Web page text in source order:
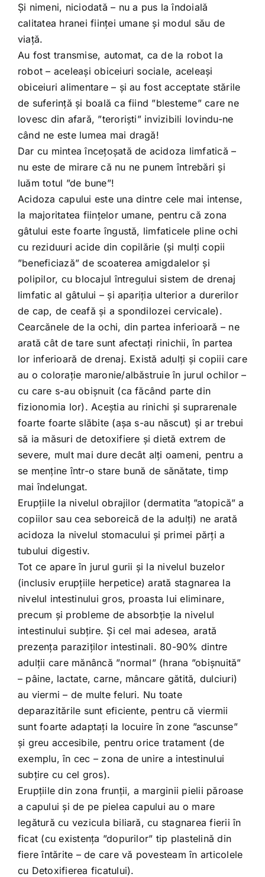
Și nimeni, niciodată – nu a pus la îndoială
calitatea hranei ființei umane și modul său de
viață.
Au fost transmise, automat, ca de la robot la
robot – aceleași obiceiuri sociale, aceleași
obiceiuri alimentare – și au fost acceptate stările
de suferință și boală ca fiind ”blesteme” care ne
lovesc din afară, ”teroriști” invizibili lovindu-ne
când ne este lumea mai dragă!
Dar cu mintea încețoșată de acidoza limfatică –
nu este de mirare că nu ne punem întrebări și
luăm totul ”de bune”!
Acidoza capului este una dintre cele mai intense,
la majoritatea ființelor umane, pentru că zona
gâtului este foarte îngustă, limfaticele pline ochi
cu reziduuri acide din copilărie (și mulți copii
”beneficiază” de scoaterea amigdalelor și
polipilor, cu blocajul întregului sistem de drenaj
limfatic al gâtului – și apariția ulterior a durerilor
de cap, de ceafă și a spondilozei cervicale).
Cearcănele de la ochi, din partea inferioară – ne
arată cât de tare sunt afectați rinichii, în partea
lor inferioară de drenaj. Există adulți și copiii care
au o colorație maronie/albăstruie în jurul ochilor –
cu care s-au obișnuit (ca făcând parte din
fizionomia lor). Aceștia au rinichi și suprarenale
foarte foarte slăbite (așa s-au născut) și ar trebui
să ia măsuri de detoxifiere și dietă extrem de
severe, mult mai dure decât alți oameni, pentru a
se menține într-o stare bună de sănătate, timp
mai îndelungat.
Erupțiile la nivelul obrajilor (dermatita ”atopică” a
copiilor sau cea seboreică de la adulți) ne arată
acidoza la nivelul stomacului și primei părți a
tubului digestiv.
Tot ce apare în jurul gurii și la nivelul buzelor
(inclusiv erupțiile herpetice) arată stagnarea la
nivelul intestinului gros, proasta lui eliminare,
precum și probleme de absorbție la nivelul
intestinului subțire. Și cel mai adesea, arată
prezența paraziților intestinali. 80-90% dintre
adulții care mănâncă ”normal” (hrana ”obișnuită”
– pâine, lactate, carne, mâncare gătită, dulciuri)
au viermi – de multe feluri. Nu toate
deparazitările sunt eficiente, pentru că viermii
sunt foarte adaptați la locuire în zone ”ascunse”
și greu accesibile, pentru orice tratament (de
exemplu, în cec – zona de unire a intestinului
subțire cu cel gros).
Erupțiile din zona frunții, a marginii pielii păroase
a capului și de pe pielea capului au o mare
legătură cu vezicula biliară, cu stagnarea fierii în
ficat (cu existența ”dopurilor” tip plastelină din
fiere întărite – de care vă povesteam în articolele
cu Detoxifierea ficatului).